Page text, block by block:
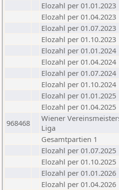
Elozahl per 01.01.2023
Elozahl per 01.04.2023
Elozahl per 01.07.2023
Elozahl per 01.10.2023
Elozahl per 01.01.2024
Elozahl per 01.04.2024
Elozahl per 01.07.2024
Elozahl per 01.10.2024
Elozahl per 01.01.2025
Elozahl per 01.04.2025
968468
Wiener
Liga
Gesamtpartien 1
Elozahl per 01.07.2025
Elozahl per 01.10.2025
Elozahl per 01.01.2026
Elozahl per 01.04.2026